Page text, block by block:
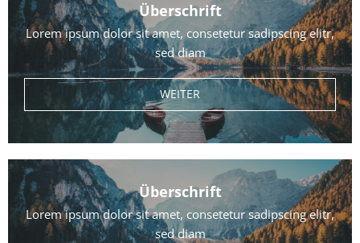
Überschrift
Lorem ipsum dolor sit amet, consetetur sadipscing elitr,
sed diam
WEITER
Überschrift
Lorem ipsum dolor sit amet, consetetur sadipscing elitr,
sed diam